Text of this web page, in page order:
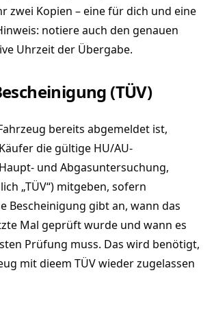
zwei Kopien – eine für dich und eine
notiere auch den genauen
Uhrzeit der Übergabe.
(TÜV)
bereits abgemeldet ist,
die gültige HU/AU-
und Abgasuntersuchung,
„TÜV“) mitgeben, sofern
Bescheinigung gibt an, wann das
Mal geprüft wurde und wann es
Prüfung muss. Das wird benötigt,
mit dieem TÜV wieder zugelassen